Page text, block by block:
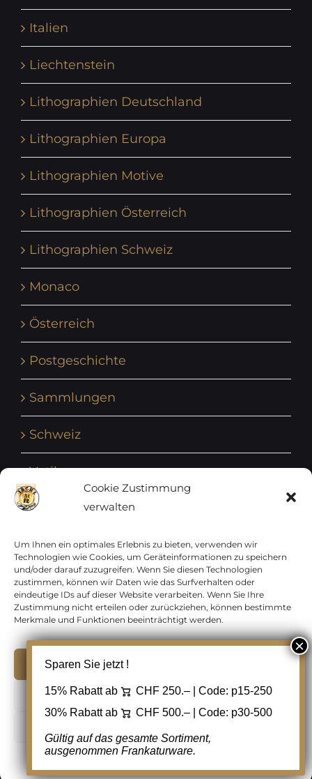
Cookie Zustimmung
verwalten
Um Ihnen ein optimales Erlebnis zu bieten, verwenden wir
Technologien wie Cookies, um Geräteinformationen zu speichern
und/oder darauf zuzugreifen. Wenn Sie diesen Technologien
zustimmen, können wir Daten wie das Surfverhalten oder
eindeutige IDs auf dieser Website verarbeiten. Wenn Sie Ihre
Zustimmung nicht erteilen oder zurückziehen, können bestimmte
Merkmale und Funktionen beeinträchtigt werden.
Ablehnen
Italien
Liechtenstein
Lithographien Deutschland
Lithographien Europa
Lithographien Motive
Lithographien Österreich
Lithographien Schweiz
Monaco
Österreich
Postgeschichte
Sammlungen
Schweiz
Vatikan
Vereinte Nationen
Vorphilatelie
Zensurbelege Österreich
Zensurbelege Schweiz
Copyright 2012 - 2024 URAY GmbH | All Rights
Reserved |
PCI Data Security Standards |
Facebook
Sparen Sie jetzt !
15% Rabatt ab CHF 250.– | Code: p15-250
30% Rabatt ab
CHF 500.– | Code: p30-500
Gültig auf das gesamte Sortiment,
ausgenommen Frankaturware.